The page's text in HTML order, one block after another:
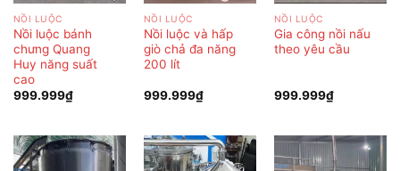
NỒI LUỘC
Nồi luộc bánh
chưng Quang
Huy năng suất
cao
999.999₫
NỒI LUỘC
Nồi luộc và hấp
giò chả đa năng
200 lít
999.999₫
NỒI LUỘC
Gia công nồi nấu
theo yêu cầu
999.999₫